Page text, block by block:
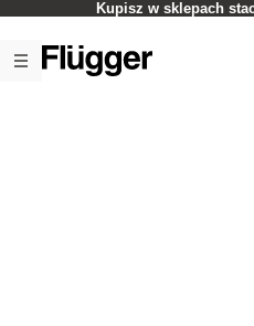
Kupisz w sklepach